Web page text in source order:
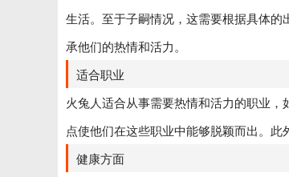
生活。至于子嗣情况，这需要根据具体
承他们的热情和活力。
适合职业
火兔人适合从事需要热情和活力的职业
点使他们在这些职业中能够脱颖而出。此
健康方面